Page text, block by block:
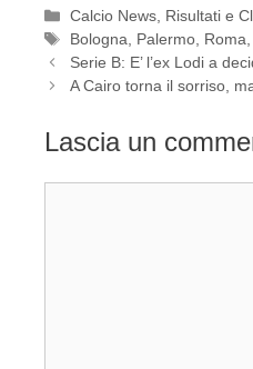
Categorie
Calcio News, Risultati e
Tag
Bologna, Palermo, Roma
Serie B: E’ l’ex Lodi a
A Cairo torna il sorriso,
Lascia un